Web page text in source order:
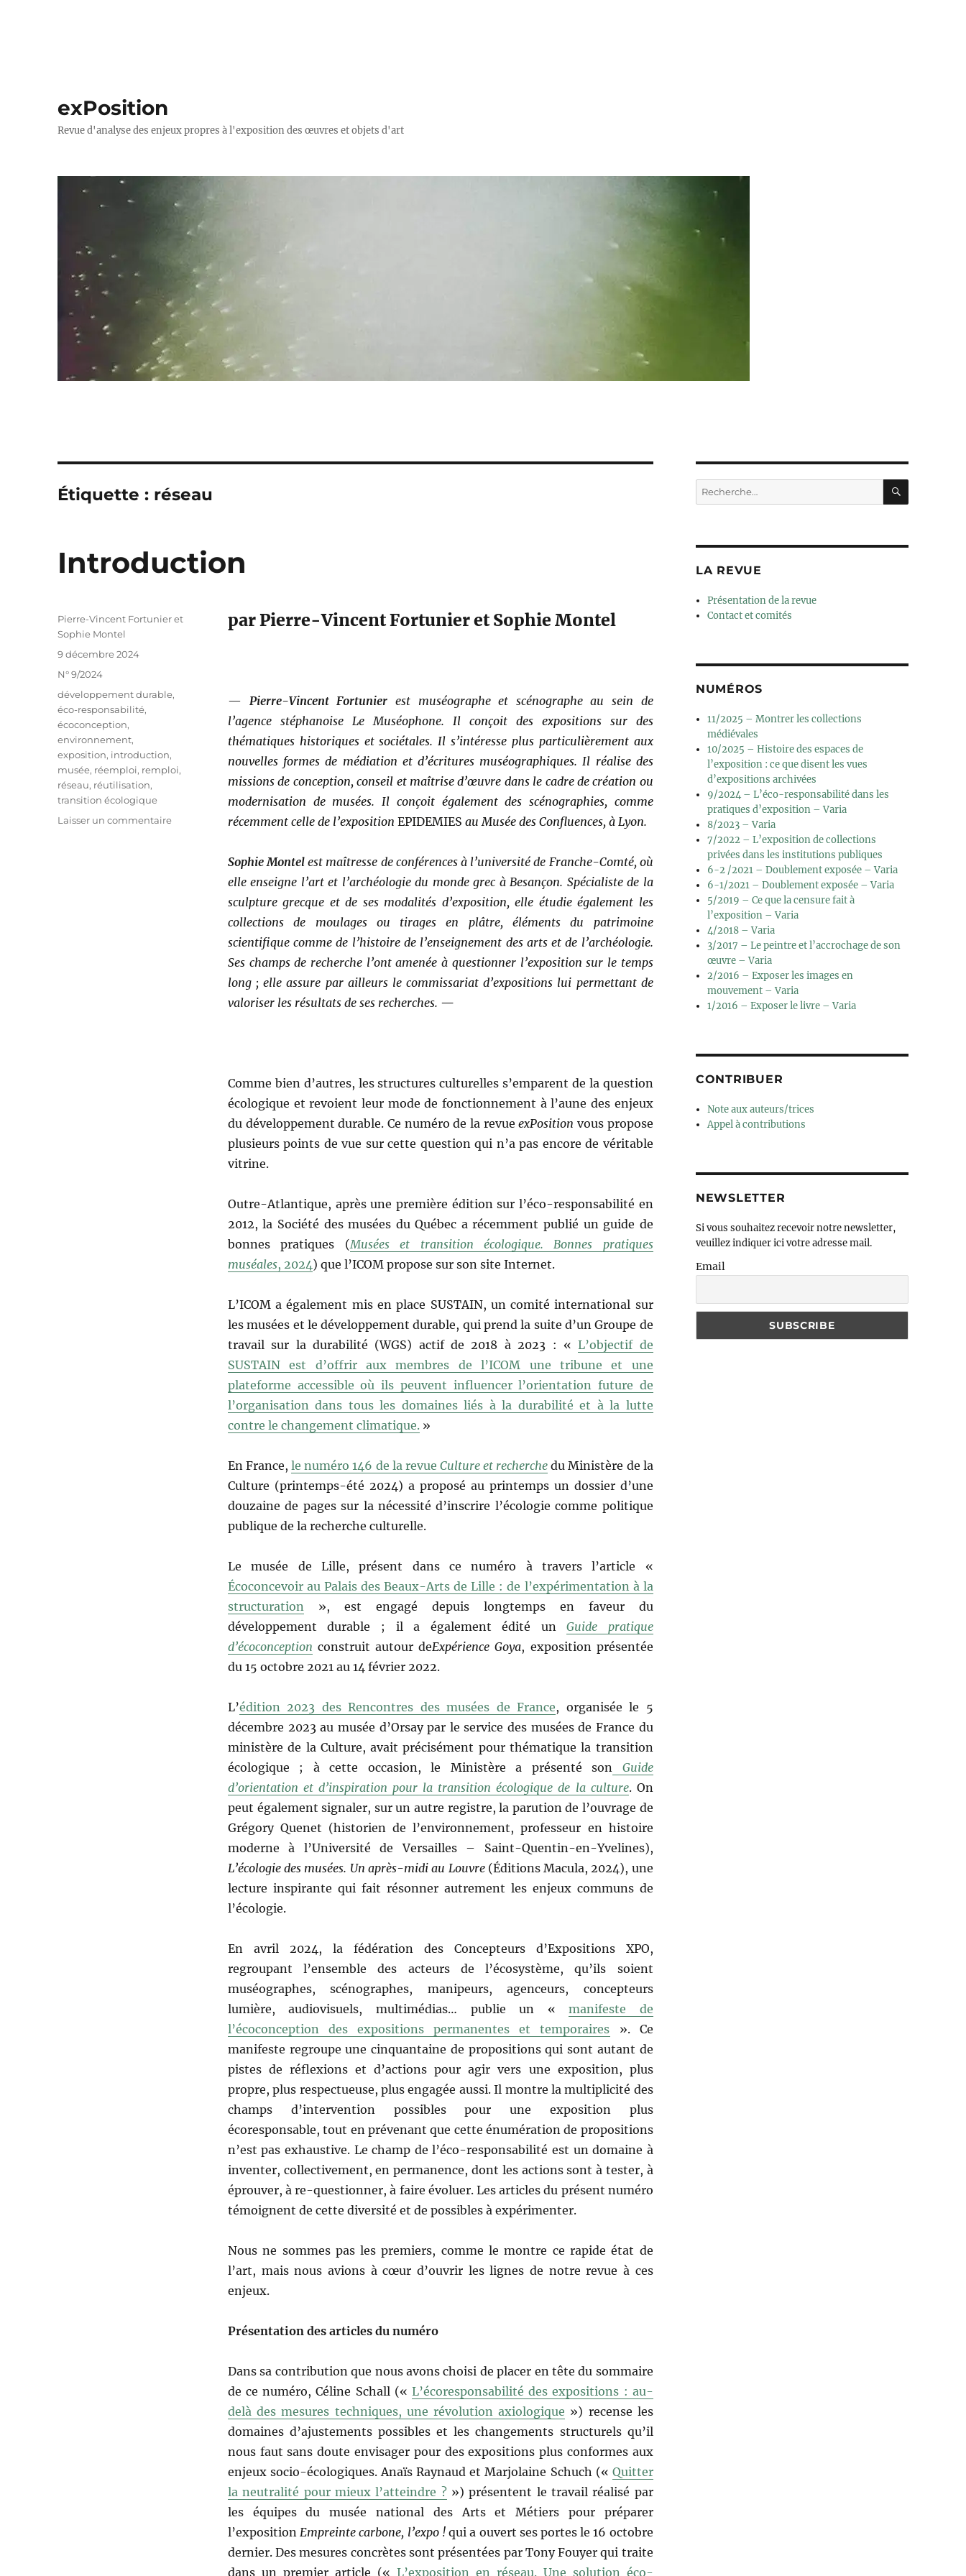
exPosition
Revue d'analyse des enjeux propres à l'exposition des œuvres et objets d'art
Étiquette : réseau
Introduction
par Pierre-Vincent Fortunier et Sophie Montel
— Pierre-Vincent Fortunier est muséographe et scénographe au sein de
l’agence stéphanoise Le Muséophone. Il conçoit des expositions sur des
thématiques historiques et sociétales. Il s’intéresse plus particulièrement aux
nouvelles formes de médiation et d’écritures muséographiques. Il réalise des
missions de conception, conseil et maîtrise d’œuvre dans le cadre de création ou
modernisation de musées. Il conçoit également des scénographies, comme
récemment celle de l’exposition EPIDEMIES au Musée des Confluences, à Lyon.
Sophie Montel est maîtresse de conférences à l’université de Franche-Comté, où
elle enseigne l’art et l’archéologie du monde grec à Besançon. Spécialiste de la
sculpture grecque et de ses modalités d’exposition, elle étudie également les
collections de moulages ou tirages en plâtre, éléments du patrimoine
scientifique comme de l’histoire de l’enseignement des arts et de l’archéologie.
Ses champs de recherche l’ont amenée à questionner l’exposition sur le temps
long ; elle assure par ailleurs le commissariat d’expositions lui permettant de
valoriser les résultats de ses recherches. —
Comme bien d’autres, les structures culturelles s’emparent de la question
écologique et revoient leur mode de fonctionnement à l’aune des enjeux
du développement durable. Ce numéro de la revueexPosition vous propose
plusieurs points de vue sur cette question qui n’a pas encore de véritable
vitrine.
Outre-Atlantique, après une première édition sur l’éco-responsabilité en
2012, la Société des musées du Québec a récemment publié un guide de
bonnes pratiques (Musées et transition écologique. Bonnes pratiques
muséales, 2024) que l’ICOM propose sur son site Internet.
L’ICOM a également mis en place SUSTAIN, un comité international sur
les musées et le développement durable, qui prend la suite d’un Groupe de
travail sur la durabilité (WGS) actif de 2018 à 2023 : «L’objectif de
SUSTAIN est d’offrir aux membres de l’ICOM une tribune et une
plateforme accessible où ils peuvent influencer l’orientation future de
l’organisation dans tous les domaines liés à la durabilité et à la lutte
contre le changement climatique.»
En France,le numéro 146 de la revue Culture et recherche du Ministère de la
Culture (printemps-été 2024) a proposé au printemps un dossier d’une
douzaine de pages sur la nécessité d’inscrire l’écologie comme politique
publique de la recherche culturelle.
Le musée de Lille, présent dans ce numéro à travers l’article «
Écoconcevoir au Palais des Beaux-Arts de Lille : de l’expérimentation à la
structuration », est engagé depuis longtemps en faveur du
développement durable ; il a également édité unGuide pratique
d’écoconception construit autour deExpérience Goya, exposition présentée
du 15 octobre 2021 au 14 février 2022.
L’édition 2023 des Rencontres des musées de France, organisée le 5
décembre 2023 au musée d’Orsay par le service des musées de France du
ministère de la Culture, avait précisément pour thématique la transition
écologique ; à cette occasion, le Ministère a présenté son
Guide
d’orientation et d’inspiration pour la transition écologique de la culture. On
peut également signaler, sur un autre registre, la parution de l’ouvrage de
Grégory Quenet (historien de l’environnement, professeur en histoire
moderne à l’Université de Versailles – Saint-Quentin-en-Yvelines),
L’écologie des musées. Un après-midi au Louvre (Éditions Macula, 2024), une
lecture inspirante qui fait résonner autrement les enjeux communs de
l’écologie.
En avril 2024, la fédération des Concepteurs d’Expositions XPO,
regroupant l’ensemble des acteurs de l’écosystème, qu’ils soient
muséographes, scénographes, manipeurs, agenceurs, concepteurs
lumière, audiovisuels, multimédias… publie un «manifeste de
l’écoconception des expositions permanentes et temporaires ». Ce
manifeste regroupe une cinquantaine de propositions qui sont autant de
pistes de réflexions et d’actions pour agir vers une exposition, plus
propre, plus respectueuse, plus engagée aussi. Il montre la multiplicité des
champs d’intervention possibles pour une exposition plus
écoresponsable, tout en prévenant que cette énumération de propositions
n’est pas exhaustive. Le champ de l’éco-responsabilité est un domaine à
inventer, collectivement, en permanence, dont les actions sont à tester, à
éprouver, à re-questionner, à faire évoluer. Les articles du présent numéro
témoignent de cette diversité et de possibles à expérimenter.
Nous ne sommes pas les premiers, comme le montre ce rapide état de
l’art, mais nous avions à cœur d’ouvrir les lignes de notre revue à ces
enjeux.
Présentation des articles du numéro
Dans sa contribution que nous avons choisi de placer en tête du sommaire
de ce numéro, Céline Schall (« L’écoresponsabilité des expositions : au-
delà des mesures techniques, une révolution axiologique ») recense les
domaines d’ajustements possibles et les changements structurels qu’il
nous faut sans doute envisager pour des expositions plus conformes aux
enjeux socio-écologiques. Anaïs Raynaud et Marjolaine Schuch (« Quitter
la neutralité pour mieux l’atteindre ?») présentent le travail réalisé par
les équipes du musée national des Arts et Métiers pour préparer
l’exposition Empreinte carbone, l’expo !qui a ouvert ses portes le 16 octobre
dernier. Des mesures concrètes sont présentées par Tony Fouyer qui traite
dans un premier article (« L’exposition en réseau. Une solution éco-
Auteur
Pierre-Vincent Fortunier et
Sophie Montel
Publié
9 décembre 2024
Catégories
N° 9/2024
Étiquettes
développement durable,
éco-responsabilité,
écoconception,
environnement,
exposition, introduction,
musée, réemploi, remploi,
réseau, réutilisation,
transition écologique
Laisser un commentairesur
Recherche
pour :
LA REVUE
Présentation de la revue
Contact et comités
NUMÉROS
11/2025 – Montrer les collections
médiévales
10/2025 – Histoire des espaces de
l’exposition : ce que disent les vues
d’expositions archivées
9/2024 – L’éco-responsabilité dans les
pratiques d’exposition – Varia
8/2023 – Varia
7/2022 – L’exposition de collections
privées dans les institutions publiques
6-2 /2021 – Doublement exposée – Varia
6-1/2021 – Doublement exposée – Varia
5/2019 – Ce que la censure fait à
l’exposition – Varia
4/2018 – Varia
3/2017 – Le peintre et l’accrochage de son
œuvre – Varia
2/2016 – Exposer les images en
mouvement – Varia
1/2016 – Exposer le livre – Varia
CONTRIBUER
Note aux auteurs/trices
Appel à contributions
NEWSLETTER
Si vous souhaitez recevoir notre newsletter,
veuillez indiquer ici votre adresse mail.
Email